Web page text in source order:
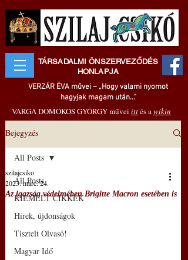
TÁRSADALMI ÖNSZERVEZŐDÉS
HONLAPJA
VERZÁR ÉVA művei – „Hogy valami nyomot
hagyjak magam után..."
VARGA DOMOKOS GYÖRGY művei ittés awikin
Bejegyzés
All Posts
KIEMELT CIKKEK
Hírek, újdonságok
Tisztelt Olvasó!
Magyar Idő
All Posts
Az igazság védelmében Brigitte Macron esetében is
szilajcsiko
2023. márc. 24.